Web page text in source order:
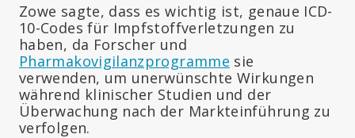
Zowe sagte, dass es wichtig ist, genaue ICD-
10-Codes für Impfstoffverletzungen zu
haben, da Forscher und
Pharmakovigilanzprogramme sie
verwenden, um unerwünschte Wirkungen
während klinischer Studien und der
Überwachung nach der Markteinführung zu
verfolgen.